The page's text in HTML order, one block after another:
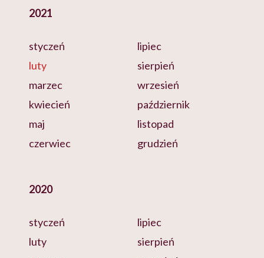
2021
styczeń
luty
marzec
kwiecień
maj
czerwiec
lipiec
sierpień
wrzesień
październik
listopad
grudzień
2020
styczeń
luty
lipiec
sierpień